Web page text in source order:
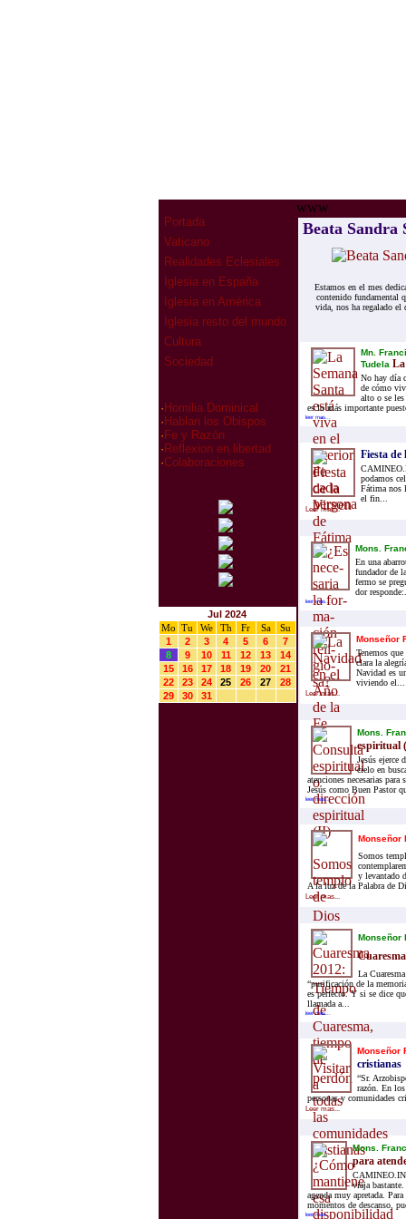
Portada
Vaticano
Realidades Eclesiales
Iglesia en España
Iglesia en América
Iglesia resto del mundo
Cultura
Sociedad
· Homilia Dominical
· Hablan los Obispos
· Fe y Razón
· Reflexion en libertad
·Colaboraciones
Jul 2024
Mo Tu We Th Fr Sa
Su
1
2 3 4 5 6
7
8
9 10 11 12 13
14
15
16 17 18 19 20
21
22
23 24 25 26 27
28
29
30 31
www
Beata Sandra
Estamos en el mes
contenido fundamental
vida, nos ha regalado el
Mn.
TudelaLa
No hay día
de cómo
alto o se
es lo más importante
leer mas...
Fiesta de
podamos
Fátima nos
el fin...
Leer mas...
Mons.
En una
fun­da­dor de
fer­mo se
dor
leer mas...
Monseñor
Tenemos
clara la
Navidad es
viviendo el...
Leer mas...
Mons.
espiritual
Jesús ejerce
cielo en
atenciones necesarias
Jesús como Buen Pastor
leer mas...
Monseñor
Somos
y levantado
A la luz de la Palabra de
Leer mas...
Monseñor
La
“purificación de la
es perfecto. Y si se dice
llamada a...
leer mas...
Monseñor
cristianas
“Sr.
razón. En
personas y comunidades
Leer mas...
Mons.
para
viaja
agenda muy apretada.
momentos de descanso,
leer mas...